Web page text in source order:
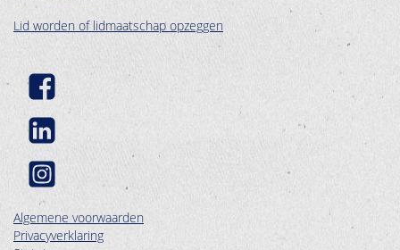
Lid worden of lidmaatschap opzeggen
Algemene voorwaarden
Privacyverklaring